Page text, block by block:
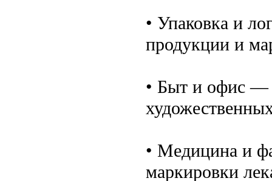
• Упаковка и
продукции и
• Быт и офис —
• Медицина и
маркировки